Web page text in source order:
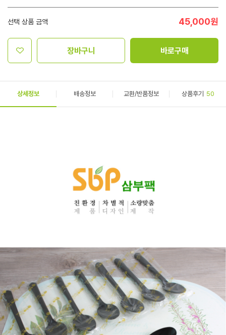
선택 상품 금액 45,000원
장바구니 바로구매
상세정보 배송정보 교환/반품정보 상품후기 50